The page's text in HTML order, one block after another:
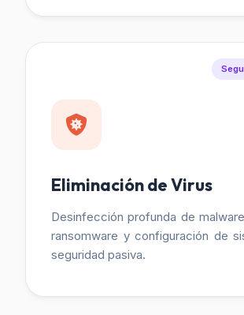
Eliminación de Virus
Desinfección profunda de
ransomware y configuración de
seguridad pasiva.